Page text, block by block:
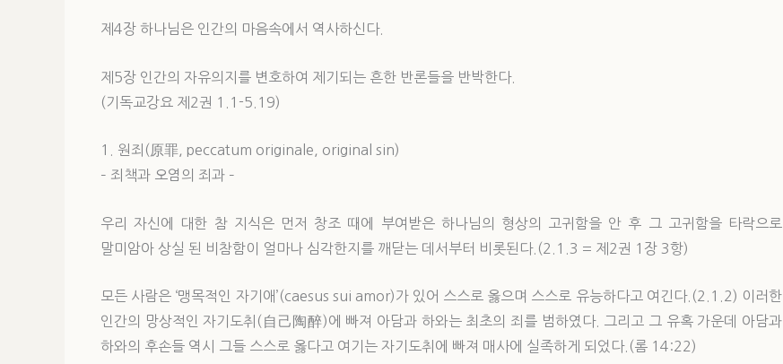
제4장 하나님은 인간의 마음속에서 역사하신다.
제5장 인간의 자유의지를 변호하여 제기되는 흔한 반론들을 반박한다.
(기독교강요 제2권 1.1-5.19)
1. 원죄(原罪, peccatum originale, original sin)
– 죄책과 오염의 죄과 –
우리 자신에 대한 참 지식은 먼저 창조 때에 부여받은 하나님의 형상의 고귀함을 안 후 그 고귀함을 타락으로
말미암아 상실 된 비참함이 얼마나 심각한지를 깨닫는 데서부터 비롯된다.(2.1.3 = 제2권 1장 3항)
모든 사람은 ‘맹목적인 자기애’(caesus sui amor)가 있어 스스로 옳으며 스스로 유능하다고 여긴다.(2.1.2) 이러한
인간의 망상적인 자기도취(自己陶醉)에 빠져 아담과 하와는 최초의 죄를 범하였다. 그리고 그 유혹 가운데 아담과
하와의 후손들 역시 그들 스스로 옳다고 여기는 자기도취에 빠져 매사에 실족하게 되었다.(롬 14:22)